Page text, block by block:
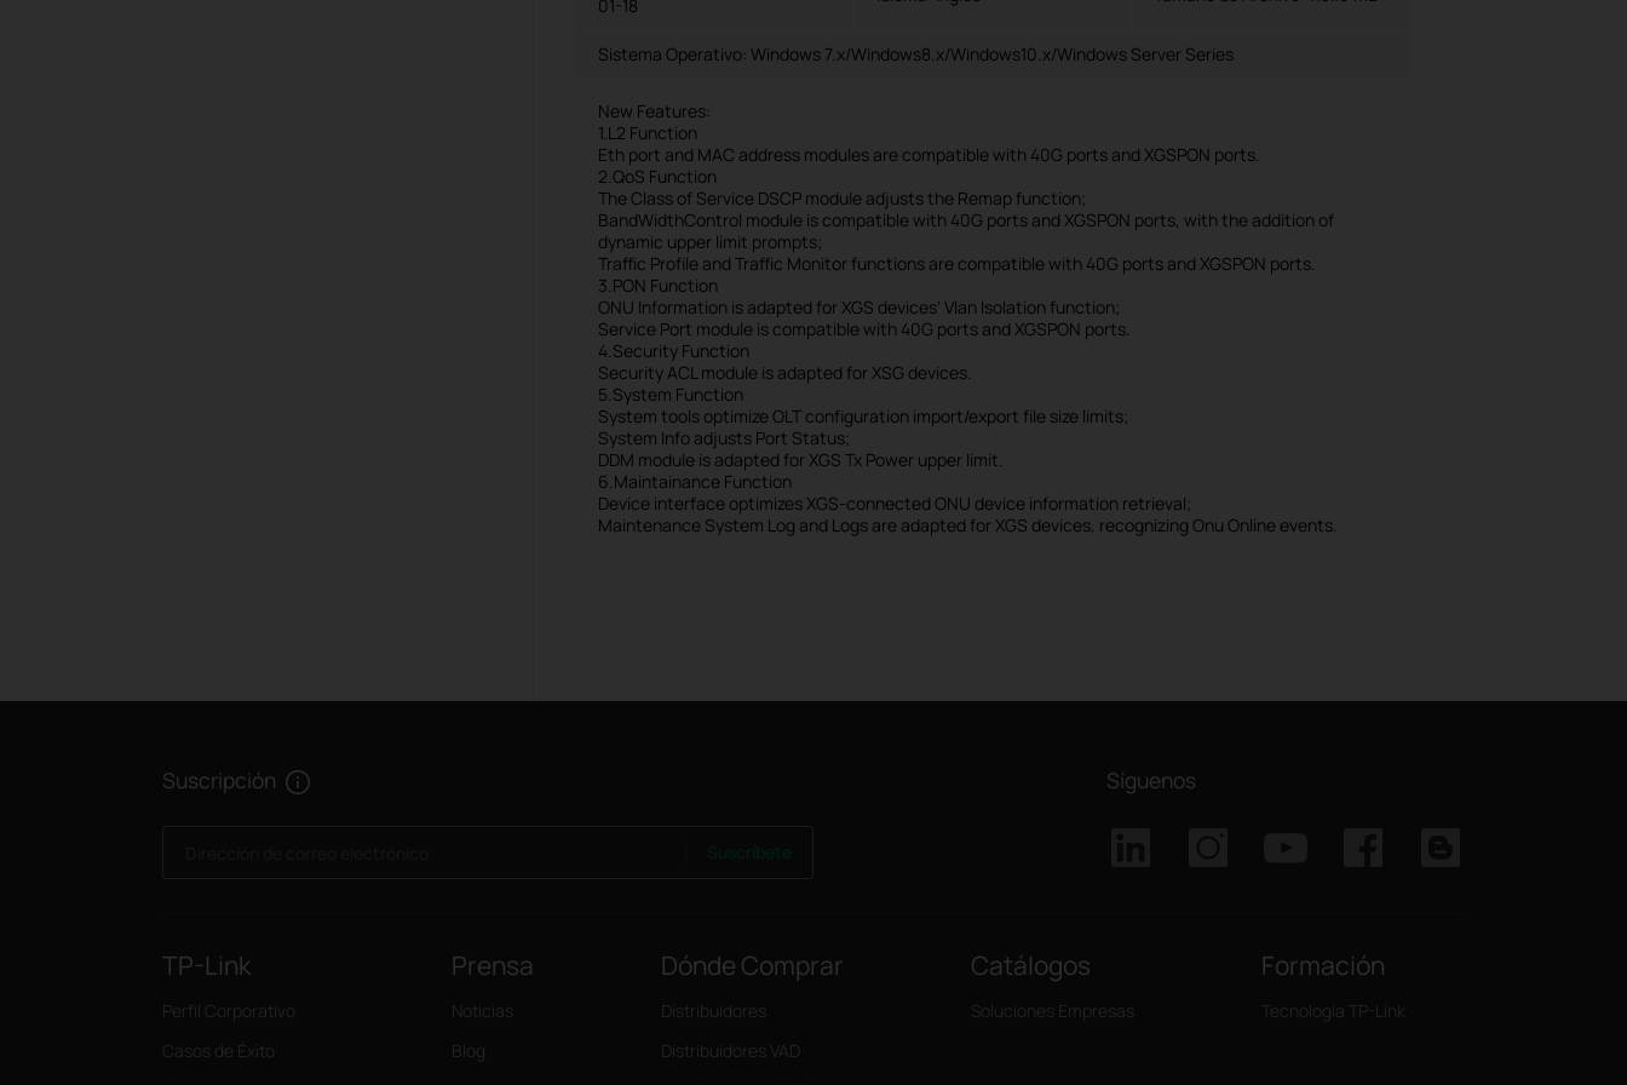
01-18
Sistema Operativo: Windows 7.x/Windows8.x/Windows10.x/Windows Server Series
New Features:
1.L2 Function
Eth port and MAC address modules are compatible with 40G ports and XGSPON ports.
2.QoS Function
The Class of Service DSCP module adjusts the Remap function;
BandWidthControl module is compatible with 40G ports and XGSPON ports, with the addition of
dynamic upper limit prompts;
Traffic Profile and Traffic Monitor functions are compatible with 40G ports and XGSPON ports.
3.PON Function
ONU Information is adapted for XGS devices' Vlan Isolation function;
Service Port module is compatible with 40G ports and XGSPON ports.
4.Security Function
Security ACL module is adapted for XSG devices.
5.System Function
System tools optimize OLT configuration import/export file size limits;
System Info adjusts Port Status;
DDM module is adapted for XGS Tx Power upper limit.
6.Maintainance Function
Device interface optimizes XGS-connected ONU device information retrieval;
Maintenance System Log and Logs are adapted for XGS devices, recognizing Onu Online events.
Suscripción Síguenos
TP-Link
Perfil Corporativo
Casos de Éxito
Prensa
Noticias
Blog
Dónde Comprar
Distribuidores
Distribuidores VAD
Catálogos
Soluciones Empresas
Formación
Tecnología TP-Link